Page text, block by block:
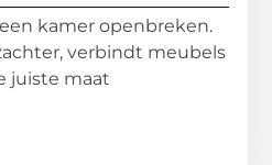
kamer openbreken.
verbindt meubels
juiste maat